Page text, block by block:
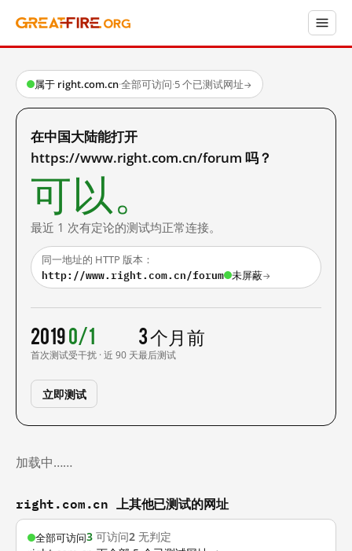
属于 right.com.cn·全部可访问·5 个已测试网址→
在中国大陆能打开
https://www.right.com.cn/forum 吗？
可以。
最近 1 次有定论的测试均正常连接。
同一地址的 HTTP 版本：
http://www.right.com.cn/forum 未屏蔽→
2019
首次测试
0/1
受干扰 · 近 90 天
3 个月前
最后测试
立即测试
加载中……
right.com.cn 上其他已测试的网址
全部可访问3 可访问2 无判定